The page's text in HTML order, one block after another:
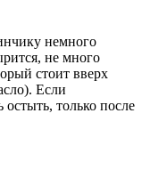
немного
не много
стоит вверх
Если
только после